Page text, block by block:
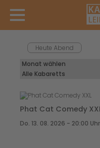
Heute Abend
Phat Cat Comedy
Do. 13. 08. 2026 - 20:00 Uhr